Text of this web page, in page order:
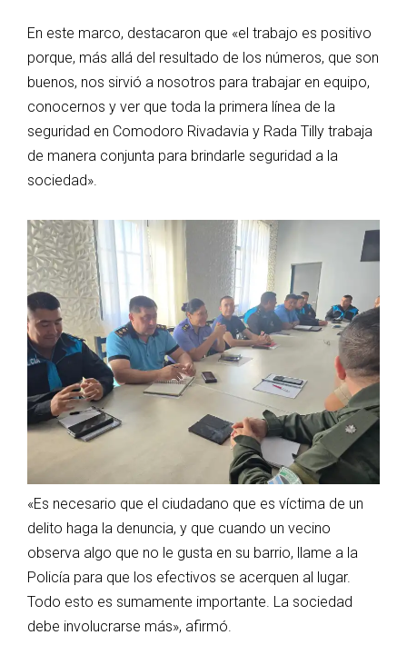
En este marco, destacaron que «el trabajo es positivo
porque, más allá del resultado de los números, que son
buenos, nos sirvió a nosotros para trabajar en equipo,
conocernos y ver que toda la primera línea de la
seguridad en Comodoro Rivadavia y Rada Tilly trabaja
de manera conjunta para brindarle seguridad a la
sociedad».
«Es necesario que el ciudadano que es víctima de un
delito haga la denuncia, y que cuando un vecino
observa algo que no le gusta en su barrio, llame a la
Policía para que los efectivos se acerquen al lugar.
Todo esto es sumamente importante. La sociedad
debe involucrarse más», afirmó.